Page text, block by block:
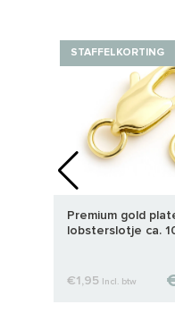
STAFFELKORTING
Premium gold
lobsterslotje ca.
€1,95 Incl. btw